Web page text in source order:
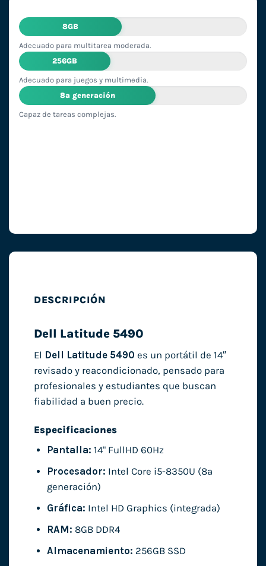
8GB
Adecuado para multitarea moderada.
256GB
Adecuado para juegos y multimedia.
8ª generación
Capaz de tareas complejas.
DESCRIPCIÓN
Dell Latitude 5490
El Dell Latitude 5490 es un portátil de 14″
revisado y reacondicionado, pensado para
profesionales y estudiantes que buscan
fiabilidad a buen precio.
Especificaciones
Pantalla: 14" FullHD 60Hz
Procesador: Intel Core i5-8350U (8ª
generación)
Gráfica: Intel HD Graphics (integrada)
RAM: 8GB DDR4
Almacenamiento: 256GB SSD